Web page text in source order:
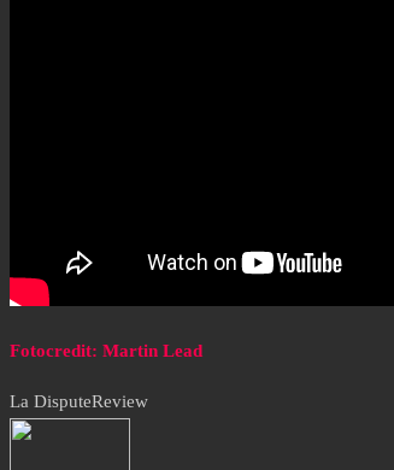
Fotocredit: Martin Lead
La DisputeReview